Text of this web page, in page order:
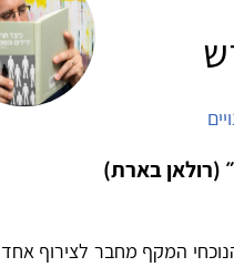
(רולאן בארת)
המקף מחבר לצירוף אחד